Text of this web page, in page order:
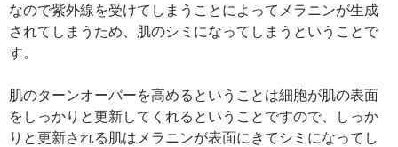
なので紫外線を受けてしまうことによってメラニンが生成
されてしまうため、肌のシミになってしまうということで
す。
肌のターンオーバーを高めるということは細胞が肌の表面
をしっかりと更新してくれるということですので、しっか
りと更新される肌はメラニンが表面にきてシミになってし